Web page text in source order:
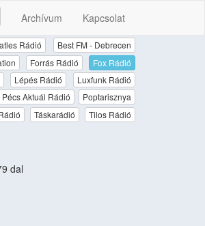
Archívum Kapcsolat
Rádió
Best FM - Debrecen
Forrás Rádió
Fox Rádió
Lépés Rádió
Luxfunk Rádió
Pécs Aktuál Rádió
Poptarisznya
Táskarádió
Tilos Rádió
dal